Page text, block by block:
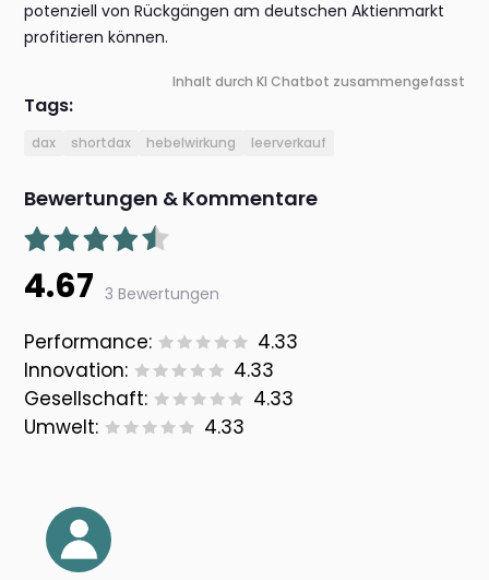
potenziell von Rückgängen am deutschen Aktienmarkt
profitieren können.
Inhalt durch KI Chatbot zusammengefasst
Tags:
dax shortdax hebelwirkung leerverkauf
Bewertungen & Kommentare
4.67 3 Bewertungen
Performance:
4.33
Innovation:
4.33
Gesellschaft:
4.33
Umwelt:
4.33